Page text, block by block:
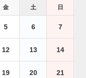
金 土 日
5 6 7
12 13 14
19 20 21